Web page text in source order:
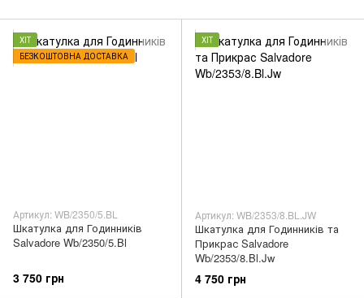
ХІТ
БЕЗКОШТОВНА ДОСТАВКА
Артикул: WB/2350/5.BL
Шкатулка для Годинників
Salvadore Wb/2350/5.Bl
3 750 грн
ХІТ
Артикул: WB/2353/8.BL.JW
Шкатулка для Годинників та
Прикрас Salvadore
Wb/2353/8.Bl.Jw
4 750 грн